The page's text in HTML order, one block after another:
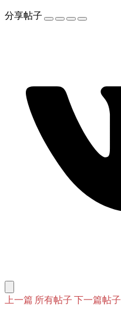
分享帖子
上一篇 所有帖子下一篇帖子